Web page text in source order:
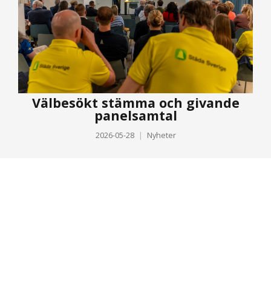
Välbesökt stämma och givande
panelsamtal
2026-05-28 Nyheter